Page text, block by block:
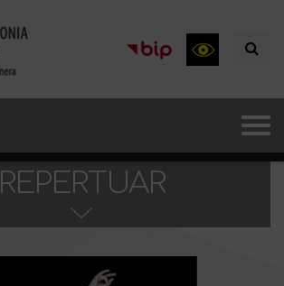
REPERTUAR